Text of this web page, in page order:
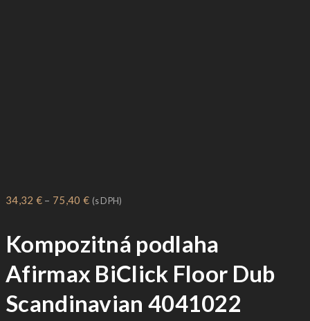
34,32 € – 75,40 €Price
34,32 €
through
75,40 €
(s DPH)
Kompozitná podlaha
Afirmax BiClick Floor Dub
Scandinavian 4041022